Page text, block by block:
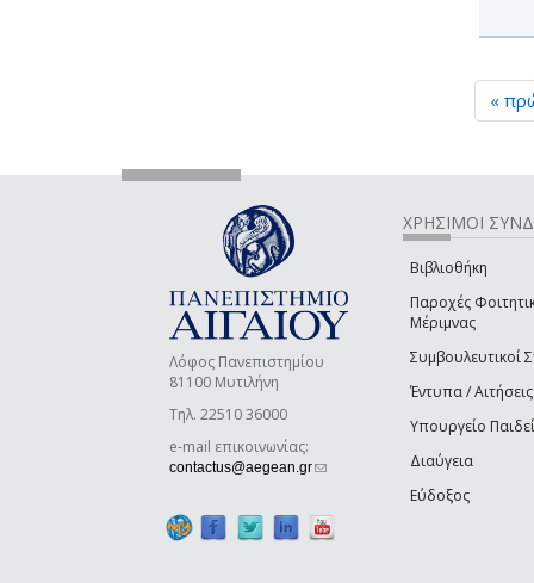
«
Λόφος Πανεπιστημίου
81100 Μυτιλήνη
Τηλ. 22510 36000
e-mail επικοινωνίας:
contactus@aegean.gr(link sends e-mail)
ΧΡΗΣΙΜΟΙ
Βιβλιοθήκη
Παροχές
Μέριμνας
Συμβουλευτικοί
Έντυπα / Αιτήσεις
Υπουργείο
Διαύγεια
Εύδοξος